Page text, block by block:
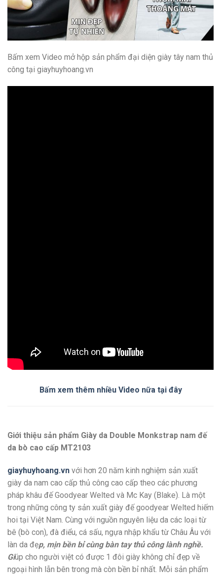
Bấm xem Video mở hộp sản phẩm đại diện giày tây nam thủ
công tại giayhuyhoang.vn
Bấm xem thêm nhiều Video nữa tại đây
Giới thiệu sản phẩm Giày da Double Monkstrap nam đế
da bò cao cấp MT2103
giayhuyhoang.vn với hơn 20 năm kinh nghiệm sản xuất
giày da nam cao cấp thủ công cao cấp theo các phương
pháp khâu đế Goodyear Welted và Mc Kay (Blake). Là một
trong những công ty sản xuất giày đế goodyear Welted hiếm
hoi tại Việt Nam. Cùng với nguồn nguyên liệu da các loại từ
bê (bò con), đà điểu, cá sấu, ngựa nhập khẩu từ Châu Âu với
làn da đẹp, mịn bền bỉ cùng bàn tay thủ công lành nghề.
Giúp cho người việt có được 1 đôi giày không chỉ đẹp về
ngoại hình lẫn bên trong mà còn bền bỉ nhất. Mỗi sản phẩm